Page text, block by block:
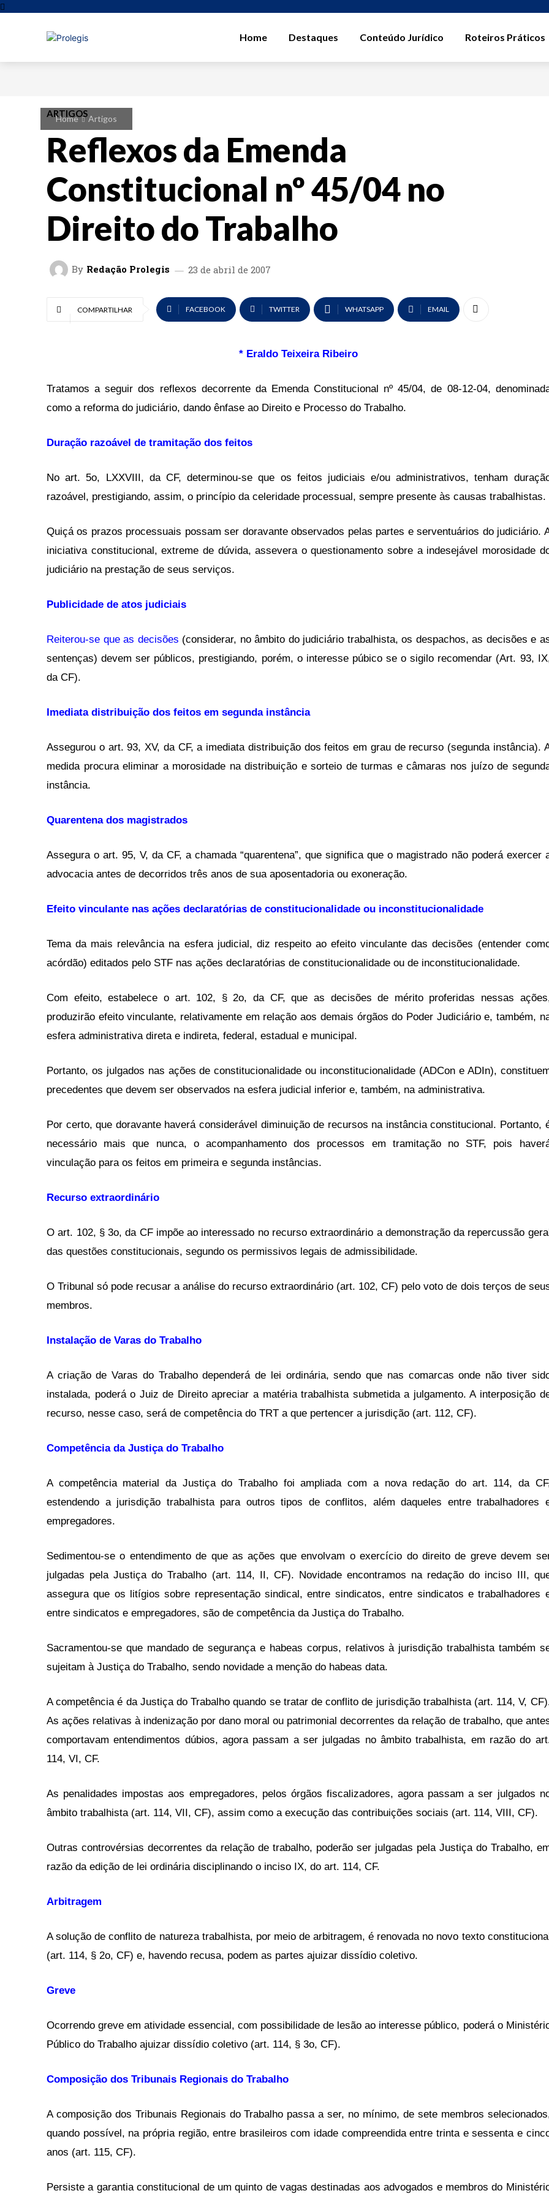
Home Destaques Conteúdo Jurídico Roteiros Práticos
Home Artigos
ARTIGOS
Reflexos da Emenda
Constitucional nº 45/04 no
Direito do Trabalho
By Redação Prolegis 23 de abril de 2007
COMPARTILHAR FACEBOOK TWITTER WHATSAPP EMAIL
* Eraldo Teixeira Ribeiro
Tratamos a seguir dos reflexos decorrente da Emenda Constitucional nº 45/04, de 08-12-04,
como a reforma do judiciário, dando ênfase ao Direito e Processo do Trabalho.
Duração razoável de tramitação dos feitos
No art. 5o, LXXVIII, da CF, determinou-se que os feitos judiciais e/ou administrativos, tenham
razoável, prestigiando, assim, o princípio da celeridade processual, sempre presente às causas trabalhistas.
Quiçá os prazos processuais possam ser doravante observados pelas partes e serventuários do judiciário.
iniciativa constitucional, extreme de dúvida, assevera o questionamento sobre a indesejável morosidade
judiciário na prestação de seus serviços.
Publicidade de atos judiciais
Reiterou-se que as decisões (considerar, no âmbito do judiciário trabalhista, os despachos, as decisões e
sentenças) devem ser públicos, prestigiando, porém, o interesse púbico se o sigilo recomendar (Art. 93,
da CF).
Imediata distribuição dos feitos em segunda instância
Assegurou o art. 93, XV, da CF, a imediata distribuição dos feitos em grau de recurso (segunda instância).
medida procura eliminar a morosidade na distribuição e sorteio de turmas e câmaras nos juízo de
instância.
Quarentena dos magistrados
Assegura o art. 95, V, da CF, a chamada “quarentena”, que significa que o magistrado não poderá exercer
advocacia antes de decorridos três anos de sua aposentadoria ou exoneração.
Efeito vinculante nas ações declaratórias de constitucionalidade ou inconstitucionalidade
Tema da mais relevância na esfera judicial, diz respeito ao efeito vinculante das decisões (entender
acórdão) editados pelo STF nas ações declaratórias de constitucionalidade ou de inconstitucionalidade.
Com efeito, estabelece o art. 102, § 2o, da CF, que as decisões de mérito proferidas nessas
produzirão efeito vinculante, relativamente em relação aos demais órgãos do Poder Judiciário e, também,
esfera administrativa direta e indireta, federal, estadual e municipal.
Portanto, os julgados nas ações de constitucionalidade ou inconstitucionalidade (ADCon e ADIn),
precedentes que devem ser observados na esfera judicial inferior e, também, na administrativa.
Por certo, que doravante haverá considerável diminuição de recursos na instância constitucional. Portanto,
necessário mais que nunca, o acompanhamento dos processos em tramitação no STF, pois
vinculação para os feitos em primeira e segunda instâncias.
Recurso extraordinário
O art. 102, § 3o, da CF impõe ao interessado no recurso extraordinário a demonstração da repercussão
das questões constitucionais, segundo os permissivos legais de admissibilidade.
O Tribunal só pode recusar a análise do recurso extraordinário (art. 102, CF) pelo voto de dois terços de
membros.
Instalação de Varas do Trabalho
A criação de Varas do Trabalho dependerá de lei ordinária, sendo que nas comarcas onde não tiver
instalada, poderá o Juiz de Direito apreciar a matéria trabalhista submetida a julgamento. A interposição
recurso, nesse caso, será de competência do TRT a que pertencer a jurisdição (art. 112, CF).
Competência da Justiça do Trabalho
A competência material da Justiça do Trabalho foi ampliada com a nova redação do art. 114, da
estendendo a jurisdição trabalhista para outros tipos de conflitos, além daqueles entre trabalhadores
empregadores.
Sedimentou-se o entendimento de que as ações que envolvam o exercício do direito de greve devem
julgadas pela Justiça do Trabalho (art. 114, II, CF). Novidade encontramos na redação do inciso III,
assegura que os litígios sobre representação sindical, entre sindicatos, entre sindicatos e trabalhadores
entre sindicatos e empregadores, são de competência da Justiça do Trabalho.
Sacramentou-se que mandado de segurança e habeas corpus, relativos à jurisdição trabalhista também
sujeitam à Justiça do Trabalho, sendo novidade a menção do habeas data.
A competência é da Justiça do Trabalho quando se tratar de conflito de jurisdição trabalhista (art. 114, V,
As ações relativas à indenização por dano moral ou patrimonial decorrentes da relação de trabalho, que
comportavam entendimentos dúbios, agora passam a ser julgadas no âmbito trabalhista, em razão do
114, VI, CF.
As penalidades impostas aos empregadores, pelos órgãos fiscalizadores, agora passam a ser julgados
âmbito trabalhista (art. 114, VII, CF), assim como a execução das contribuições sociais (art. 114, VIII, CF).
Outras controvérsias decorrentes da relação de trabalho, poderão ser julgadas pela Justiça do Trabalho,
razão da edição de lei ordinária disciplinando o inciso IX, do art. 114, CF.
Arbitragem
A solução de conflito de natureza trabalhista, por meio de arbitragem, é renovada no novo texto
(art. 114, § 2o, CF) e, havendo recusa, podem as partes ajuizar dissídio coletivo.
Greve
Ocorrendo greve em atividade essencial, com possibilidade de lesão ao interesse público, poderá o
Público do Trabalho ajuizar dissídio coletivo (art. 114, § 3o, CF).
Composição dos Tribunais Regionais do Trabalho
A composição dos Tribunais Regionais do Trabalho passa a ser, no mínimo, de sete membros
quando possível, na própria região, entre brasileiros com idade compreendida entre trinta e sessenta e
anos (art. 115, CF).
Persiste a garantia constitucional de um quinto de vagas destinadas aos advogados e membros do